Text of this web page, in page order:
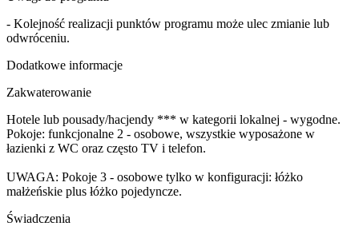
- Kolejność realizacji punktów programu może ulec zmianie lub
odwróceniu.
Dodatkowe informacje
Zakwaterowanie
Hotele lub pousady/hacjendy *** w kategorii lokalnej - wygodne.
Pokoje: funkcjonalne 2 - osobowe, wszystkie wyposażone w
łazienki z WC oraz często TV i telefon.
UWAGA: Pokoje 3 - osobowe tylko w konfiguracji: łóżko
małżeńskie plus łóżko pojedyncze.
Świadczenia